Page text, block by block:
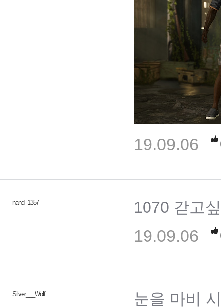
19.09.06
nand_1357 1070 갇고
19.09.06
Silver___Wolf 눈을 마비